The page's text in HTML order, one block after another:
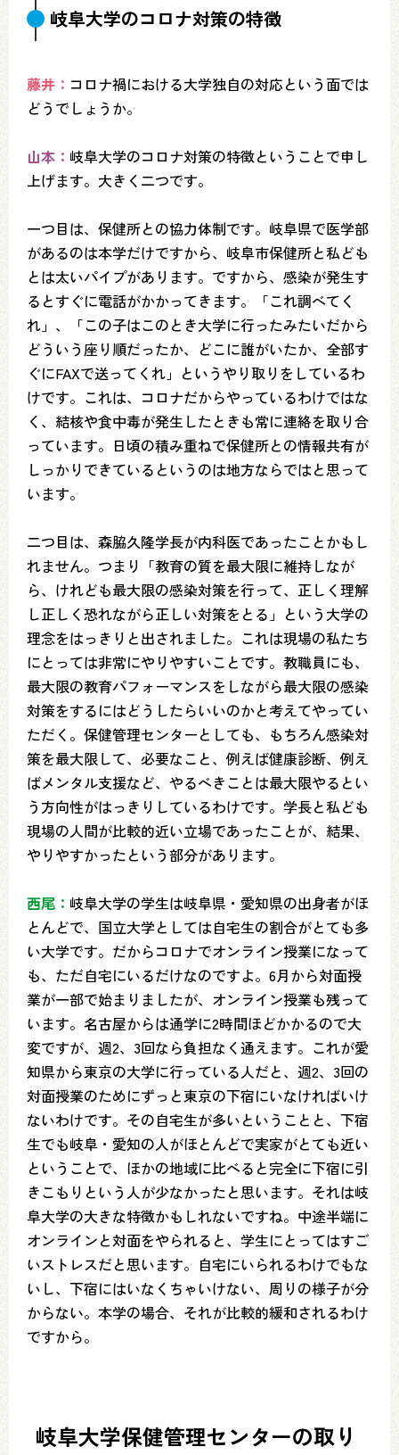
岐阜大学のコロナ対策の特徴
藤井： コロナ禍における大学独自の対応という面では
どうでしょうか。
山本： 岐阜大学のコロナ対策の特徴ということで申し
上げます。大きく二つです。
一つ目は、保健所との協力体制です。岐阜県で医学部
があるのは本学だけですから、岐阜市保健所と私ども
とは太いパイプがあります。ですから、感染が発生す
るとすぐに電話がかかってきます。「これ調べてく
れ」、「この子はこのとき大学に行ったみたいだから
どういう座り順だったか、どこに誰がいたか、全部す
ぐにFAXで送ってくれ」というやり取りをしているわ
けです。これは、コロナだからやっているわけではな
く、結核や食中毒が発生したときも常に連絡を取り合
っています。日頃の積み重ねで保健所との情報共有が
しっかりできているというのは地方ならではと思って
います。
二つ目は、森脇久隆学長が内科医であったことかもし
れません。つまり「教育の質を最大限に維持しなが
ら、けれども最大限の感染対策を行って、正しく理解
し正しく恐れながら正しい対策をとる」という大学の
理念をはっきりと出されました。これは現場の私たち
にとっては非常にやりやすいことです。教職員にも、
最大限の教育パフォーマンスをしながら最大限の感染
対策をするにはどうしたらいいのかと考えてやってい
ただく。保健管理センターとしても、もちろん感染対
策を最大限して、必要なこと、例えば健康診断、例え
ばメンタル支援など、やるべきことは最大限やるとい
う方向性がはっきりしているわけです。学長と私ども
現場の人間が比較的近い立場であったことが、結果、
やりやすかったという部分があります。
西尾： 岐阜大学の学生は岐阜県・愛知県の出身者がほ
とんどで、国立大学としては自宅生の割合がとても多
い大学です。だからコロナでオンライン授業になって
も、ただ自宅にいるだけなのですよ。6月から対面授
業が一部で始まりましたが、オンライン授業も残って
います。名古屋からは通学に2時間ほどかかるので大
変ですが、週2、3回なら負担なく通えます。これが愛
知県から東京の大学に行っている人だと、週2、3回の
対面授業のためにずっと東京の下宿にいなければいけ
ないわけです。その自宅生が多いということと、下宿
生でも岐阜・愛知の人がほとんどで実家がとても近い
ということで、ほかの地域に比べると完全に下宿に引
きこもりという人が少なかったと思います。それは岐
阜大学の大きな特徴かもしれないですね。中途半端に
オンラインと対面をやられると、学生にとってはすご
いストレスだと思います。自宅にいられるわけでもな
いし、下宿にはいなくちゃいけない、周りの様子が分
からない。本学の場合、それが比較的緩和されるわけ
ですから。
岐阜大学保健管理センターの取り